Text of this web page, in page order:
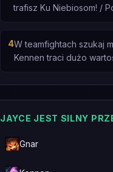
trafisz Ku Niebiosom! /
4W teamfightach szukaj
Kennen traci dużo
JAYCE JEST SILNY
Gnar